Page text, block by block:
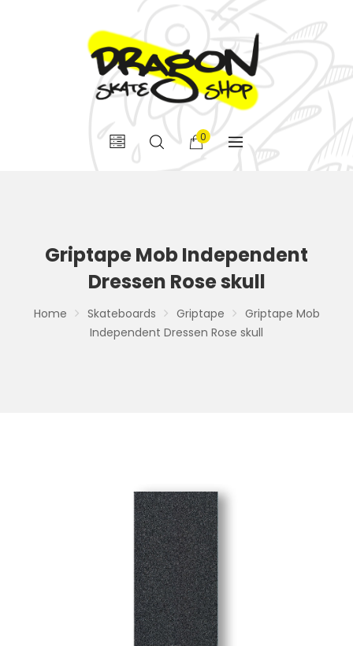
0
Griptape Mob Independent
Dressen Rose skull
Home Skateboards Griptape
Griptape Mob
Independent Dressen Rose skull